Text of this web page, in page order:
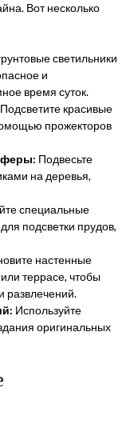
Вот несколько
светильники
и
время суток.
Подсветите красивые
прожекторов
Подвесьте
на деревья,
специальные
подсветки прудов,
настенные
террасе, чтобы
развлечений.
Используйте
оригинальных